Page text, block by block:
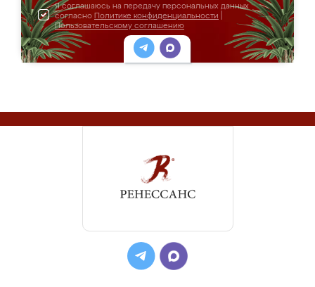
Я соглашаюсь на передачу персональных данных
согласно Политике конфиденциальности
Пользовательскому соглашению